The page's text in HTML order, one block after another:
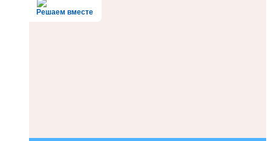
Решаем вместе